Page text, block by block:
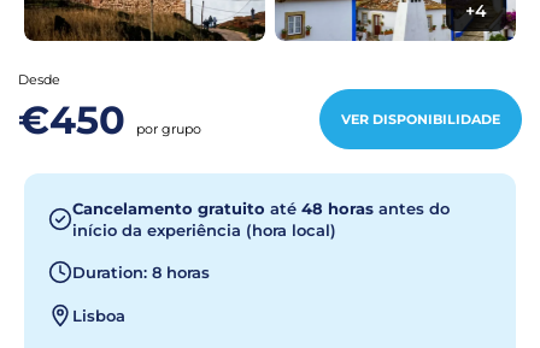
+4
Desde
€450 por grupo
VER DISPONIBILIDADE
Cancelamento gratuito até 48 horas antes do
início da experiência (hora local)
Duration: 8 horas
Lisboa